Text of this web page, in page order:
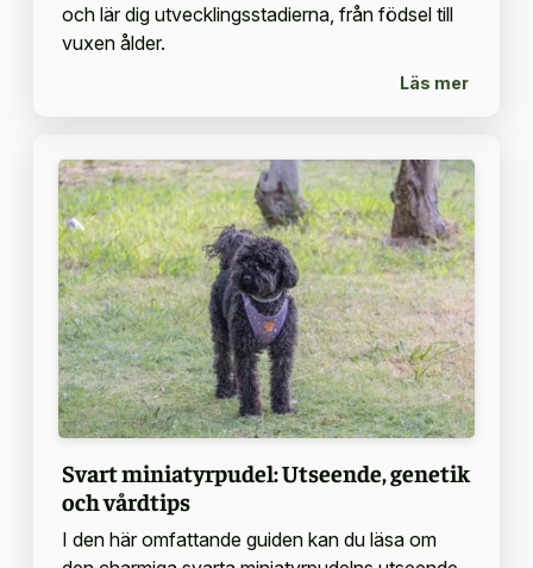
och lär dig utvecklingsstadierna, från födsel till
vuxen ålder.
Läs mer
Svart miniatyrpudel: Utseende, genetik
och vårdtips
I den här omfattande guiden kan du läsa om